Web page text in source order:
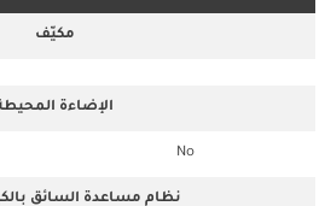
مكيّف
الإضاءة
No
نظام مساعدة السائق